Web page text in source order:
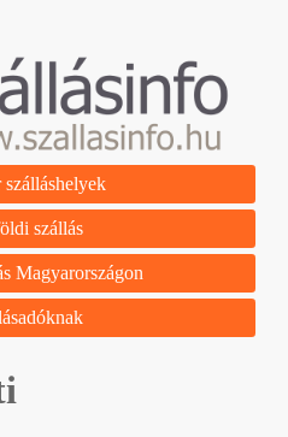
szállás
Magyarországon